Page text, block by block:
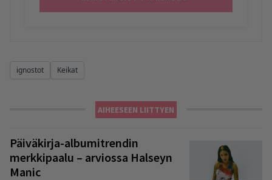
ignostot Keikat
AIHEESEEN LIITTYEN
Päiväkirja-albumitrendin
merkkipaalu – arviossa Halseyn
Manic